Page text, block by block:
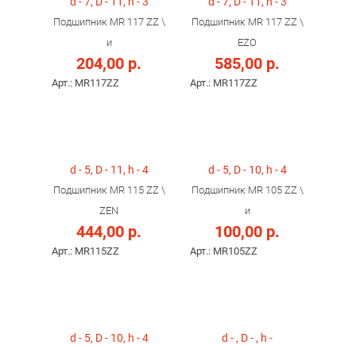
Подшипник MR 117 ZZ \
и
204,00 р.
Арт.: MR117ZZ
Подшипник MR 117 ZZ \
EZO
585,00 р.
Арт.: MR117ZZ
d - 5, D - 11, h - 4
Подшипник MR 115 ZZ \
ZEN
444,00 р.
Арт.: MR115ZZ
d - 5, D - 10, h - 4
Подшипник MR 105 ZZ \
и
100,00 р.
Арт.: MR105ZZ
d - 5, D - 10, h - 4 d - , D - , h -